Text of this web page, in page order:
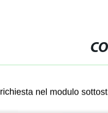
nel modulo